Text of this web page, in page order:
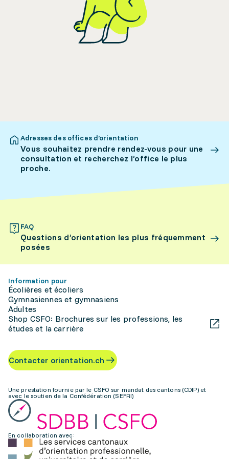
Adresses des offices d’orientation
Vous souhaitez prendre rendez-vous pour une
consultation et recherchez l’office le plus
proche.
FAQ
Questions d’orientation les plus fréquemment
posées
Information pour
Écolières et écoliers
Gymnasiennes et gymnasiens
Adultes
Shop CSFO: Brochures sur les professions, les
études et la carrière
Contacter orientation.ch
Une prestation fournie par le CSFO sur mandat des cantons (CDIP) et
avec le soutien de la Confédération (SEFRI)
En collaboration avec: